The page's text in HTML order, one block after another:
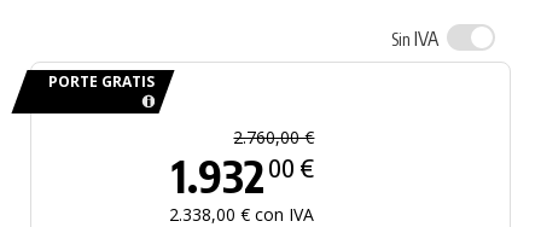
Sin IVA
PORTE GRATIS
2.760,00 €
1.932 00 €
2.338,00 € con IVA